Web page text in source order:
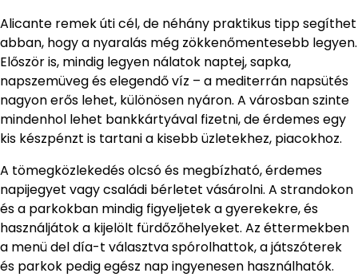
Alicante remek úti cél, de néhány praktikus tipp segíthet
abban, hogy a nyaralás még zökkenőmentesebb legyen.
Először is, mindig legyen nálatok naptej, sapka,
napszemüveg és elegendő víz – a mediterrán napsütés
nagyon erős lehet, különösen nyáron. A városban szinte
mindenhol lehet bankkártyával fizetni, de érdemes egy
kis készpénzt is tartani a kisebb üzletekhez, piacokhoz.
A tömegközlekedés olcsó és megbízható, érdemes
napijegyet vagy családi bérletet vásárolni. A strandokon
és a parkokban mindig figyeljetek a gyerekekre, és
használjátok a kijelölt fürdőzőhelyeket. Az éttermekben
a menü del día-t választva spórolhattok, a játszóterek
és parkok pedig egész nap ingyenesen használhatók.